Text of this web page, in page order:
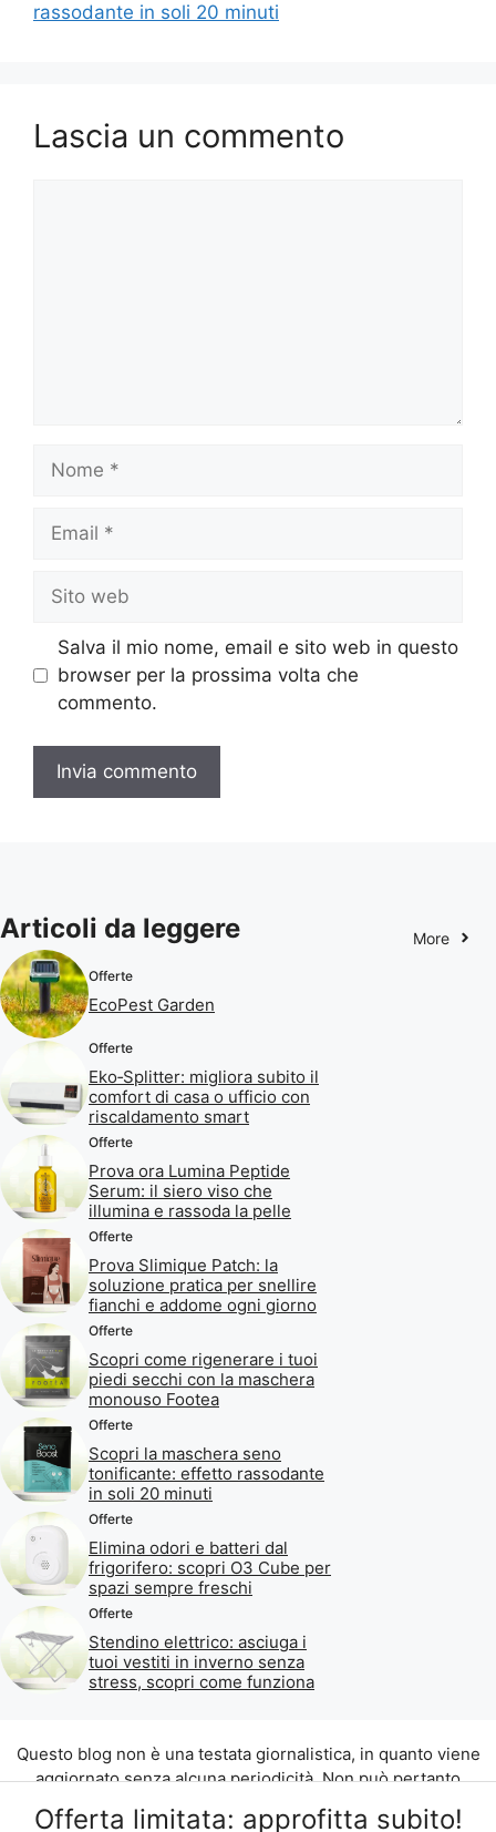
Offerta limitata: approfitta subito!
rassodante in soli 20 minuti
Lascia un commento
Nome
Email
Sito
web
Salva il mio nome, email e sito web in questo
browser per la prossima volta che
commento.
Articoli da leggere More
Offerte
EcoPest Garden
Offerte
Eko‑Splitter: migliora subito il
comfort di casa o ufficio con
riscaldamento smart
Offerte
Prova ora Lumina Peptide
Serum: il siero viso che
illumina e rassoda la pelle
Offerte
Prova Slimique Patch: la
soluzione pratica per snellire
fianchi e addome ogni giorno
Offerte
Scopri come rigenerare i tuoi
piedi secchi con la maschera
monouso Footea
Offerte
Scopri la maschera seno
tonificante: effetto rassodante
in soli 20 minuti
Offerte
Elimina odori e batteri dal
frigorifero: scopri O3 Cube per
spazi sempre freschi
Offerte
Stendino elettrico: asciuga i
tuoi vestiti in inverno senza
stress, scopri come funziona
Questo blog non è una testata giornalistica, in quanto viene
aggiornato senza alcuna periodicità. Non può pertanto
del 07.03.2001.